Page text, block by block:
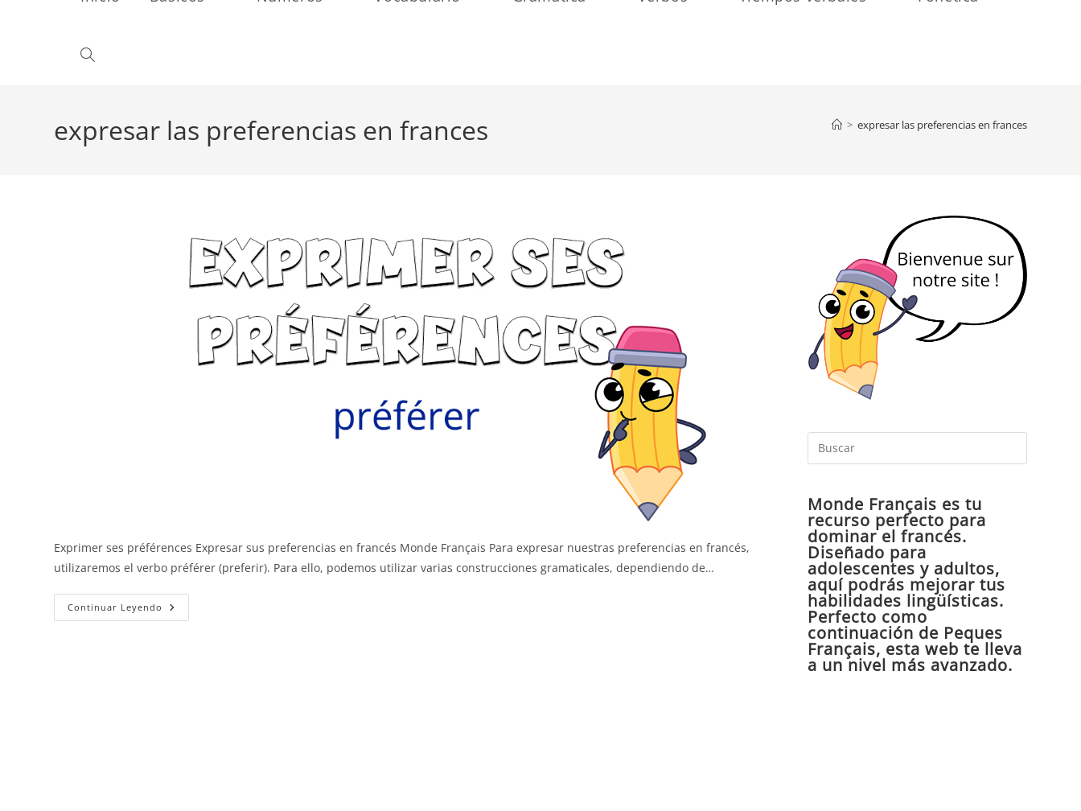
Alternar
expresar las preferencias en frances > expresar las preferencias en frances
Exprimer ses préférences Expresar sus preferencias en francés Monde Français Para expresar nuestras preferencias en francés,
utilizaremos el verbo préférer (preferir). Para ello, podemos utilizar varias construcciones gramaticales, dependiendo de…
Continuar Leyendo Expresar
La
Escape
Monde Français es tu
recurso perfecto para
dominar el francés.
Diseñado para
adolescentes y adultos,
aquí podrás mejorar tus
habilidades lingüísticas.
Perfecto como
continuación de Peques
Français, esta web te lleva
a un nivel más avanzado.